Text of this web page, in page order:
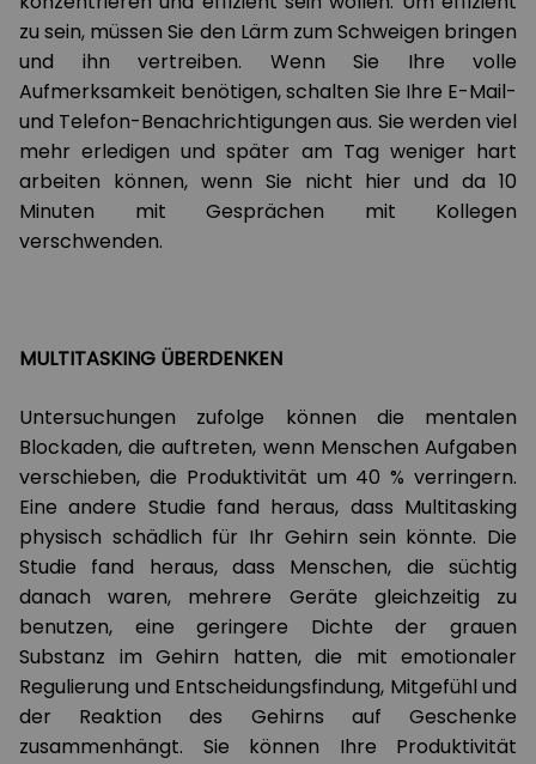
zu sein, müssen Sie den Lärm zum Schweigen bringen
und ihn vertreiben. Wenn Sie Ihre volle
Aufmerksamkeit benötigen, schalten Sie Ihre E-Mail-
und Telefon-Benachrichtigungen aus. Sie werden viel
mehr erledigen und später am Tag weniger hart
arbeiten können, wenn Sie nicht hier und da 10
Minuten mit Gesprächen mit Kollegen
verschwenden.
MULTITASKING ÜBERDENKEN
Untersuchungen zufolge können die mentalen
Blockaden, die auftreten, wenn Menschen Aufgaben
verschieben, die Produktivität um 40 % verringern.
Eine andere Studie fand heraus, dass Multitasking
physisch schädlich für Ihr Gehirn sein könnte. Die
Studie fand heraus, dass Menschen, die süchtig
danach waren, mehrere Geräte gleichzeitig zu
benutzen, eine geringere Dichte der grauen
Substanz im Gehirn hatten, die mit emotionaler
Regulierung und Entscheidungsfindung, Mitgefühl und
der Reaktion des Gehirns auf Geschenke
zusammenhängt. Sie können Ihre Produktivität